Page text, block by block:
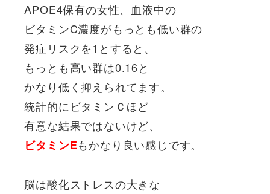
APOE4保有の女性、血液中の
ビタミンC濃度がもっとも低い群の
発症リスクを1とすると、
もっとも高い群は0.16と
かなり低く抑えられてます。
統計的にビタミンＣほど
有意な結果ではないけど、
ビタミンEもかなり良い感じです。
脳は酸化ストレスの大きな